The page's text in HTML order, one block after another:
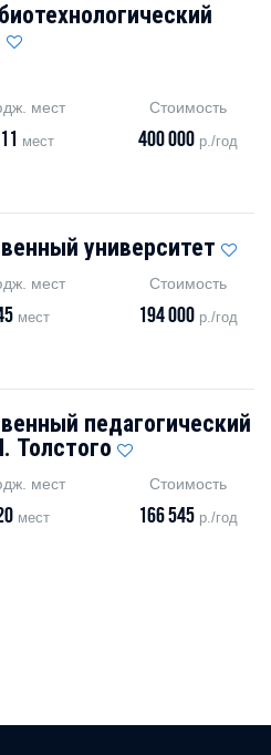
мест
мест
Стоимость
400 000 р./год
университет
мест
мест
Стоимость
194 000 р./год
педагогический
Толстого
мест
мест
Стоимость
166 545 р./год